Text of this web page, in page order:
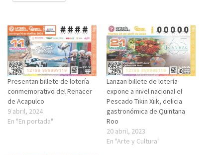
Presentan billete de lotería
conmemorativo del Renacer
de Acapulco
9 abril, 2024
En "En portada"
Lanzan billete de lotería
expone a nivel nacional el
Pescado Tikin Xiik, delicia
gastronómica de Quintana
Roo
20 abril, 2023
En "Arte y Cultura"